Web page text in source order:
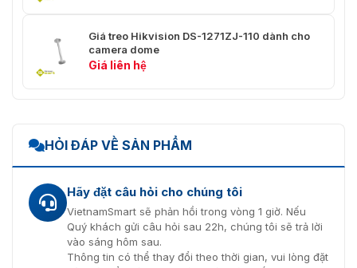
Giá treo Hikvision DS-1271ZJ-110 dành cho
camera dome
Giá liên hệ
HỎI ĐÁP VỀ SẢN PHẨM
Hãy đặt câu hỏi cho chúng tôi
VietnamSmart sẽ phản hồi trong vòng 1 giờ. Nếu
Quý khách gửi câu hỏi sau 22h, chúng tôi sẽ trả lời
vào sáng hôm sau.
Thông tin có thể thay đổi theo thời gian, vui lòng đặt